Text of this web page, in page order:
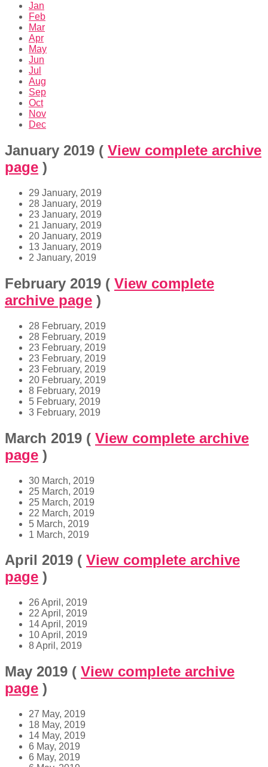
Jan
Feb
Mar
Apr
May
Jun
Jul
Aug
Sep
Oct
Nov
Dec
January 2019 ( View complete archive
page )
29 January, 2019
28 January, 2019
23 January, 2019
21 January, 2019
20 January, 2019
13 January, 2019
2 January, 2019
February 2019 ( View complete
archive page )
28 February, 2019
28 February, 2019
23 February, 2019
23 February, 2019
23 February, 2019
20 February, 2019
8 February, 2019
5 February, 2019
3 February, 2019
March 2019 ( View complete archive
page )
30 March, 2019
25 March, 2019
25 March, 2019
22 March, 2019
5 March, 2019
1 March, 2019
April 2019 ( View complete archive
page )
26 April, 2019
22 April, 2019
14 April, 2019
10 April, 2019
8 April, 2019
May 2019 ( View complete archive
page )
27 May, 2019
18 May, 2019
14 May, 2019
6 May, 2019
6 May, 2019